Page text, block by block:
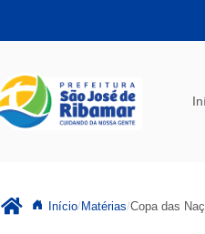
Início Matérias Copa das